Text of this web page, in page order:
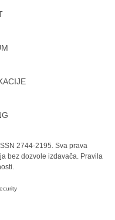
2744-2195. Sva prava
bez dozvole izdavača. Pravila